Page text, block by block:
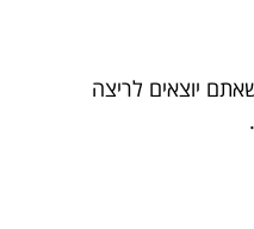
יוצאים לריצה